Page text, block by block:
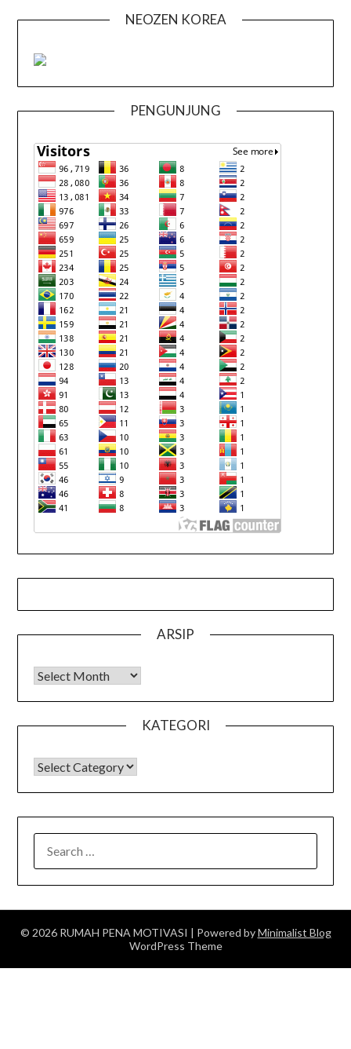
NEOZEN KOREA
PENGUNJUNG
ARSIP
Arsip
KATEGORI
KATEGORI
FOR:
© 2026 RUMAH PENA MOTIVASI | Powered byMinimalist Blog
WordPress Theme